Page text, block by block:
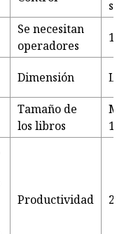
Se necesitan
operadores
1
Dimensión
Tamaño de
los libros
Productividad